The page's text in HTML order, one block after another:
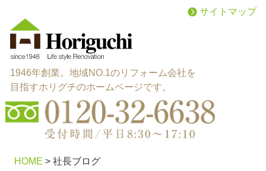
1946年創業。地域NO.1のリフォーム会社を
目指すホリグチのホームページです。
サイトマップ
施工メニュー menu
HOME > 社長ブログ